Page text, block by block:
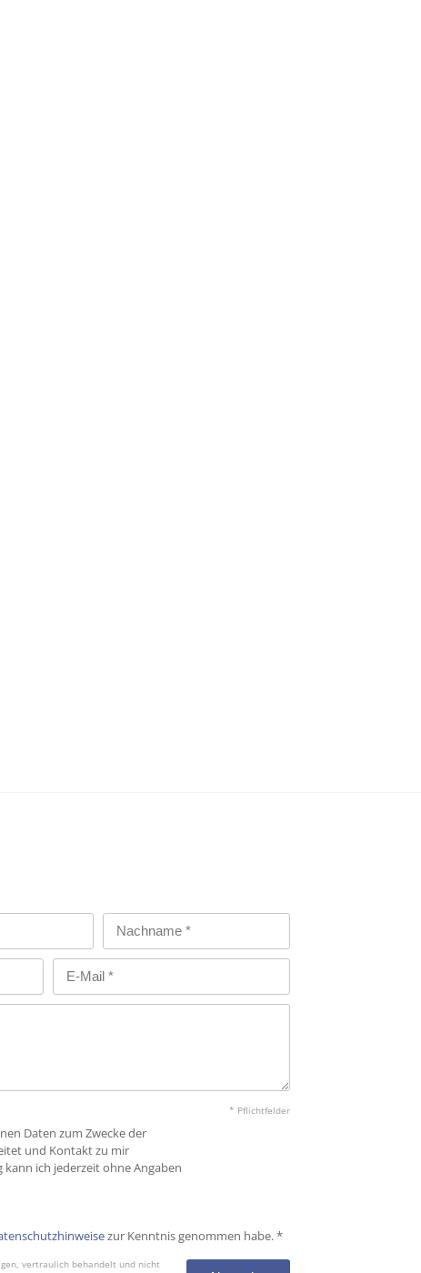
Daten zum Zwecke der
und Kontakt zu mir
ich jederzeit ohne Angaben
* Pflichtfelder
zur Kenntnis genommen habe. *
vertraulich behandelt und nicht